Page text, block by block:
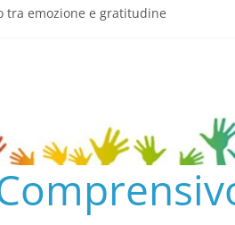
tra emozione e gratitudine
AL COLLEGIO E AL CONSIGLIO DI